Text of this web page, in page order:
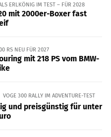
ERLKÖNIG IM TEST – FÜR 2028
mit 2000er-Boxer fast
RS NEU FÜR 2027
mit 218 PS vom BMW-
VOGE 300 RALLY IM ADVENTURE-TEST
und preisgünstig für unter